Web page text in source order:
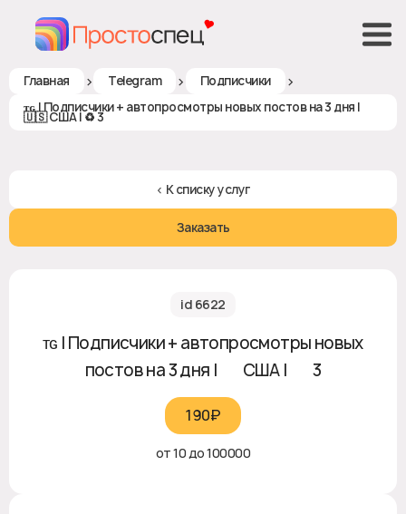
Главная > Telegram > Подписчики >
ᴛɢ | Подписчики + автопросмотры новых постов на 3 дня |
🇺🇸 США | ♻ 3
< К списку услуг
Заказать
id 6622
ᴛɢ | Подписчики + автопросмотры новых
постов на 3 дня | 🇺🇸 США | ♻ 3
190₽‎
от 10 до 100000